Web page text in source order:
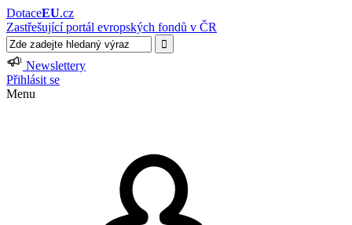
DotaceEU.cz
Zastřešující portál evropských fondů v ČR
Newslettery
Přihlásit se
Menu